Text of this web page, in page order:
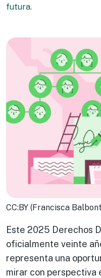
futura.
CC:BY (Francisca
Este 2025 Derechos
oficialmente veinte
representa una
mirar con perspectiva